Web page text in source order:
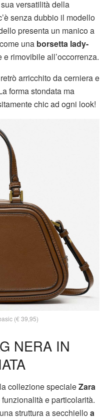
versatilità della
senza dubbio il modello
presenta un manico a
una borsetta lady-
rimovibile all’occorrenza.
arricchito da cerniera e
forma stondata ma
chic ad ogni look!
(€ 39,95)
NERA IN
collezione specialeZara
e particolarità.
struttura a secchielloa